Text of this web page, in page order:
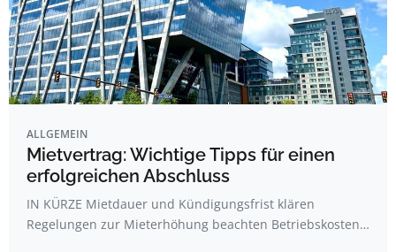
ALLGEMEIN
Mietvertrag: Wichtige Tipps für einen
erfolgreichen Abschluss
IN KÜRZE Mietdauer und Kündigungsfrist klären
Regelungen zur Mieterhöhung beachten Betriebskosten…